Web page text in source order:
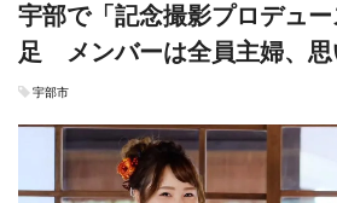
宇部で「記念撮影プロデュ
足 メンバーは全員主婦、思
宇部市